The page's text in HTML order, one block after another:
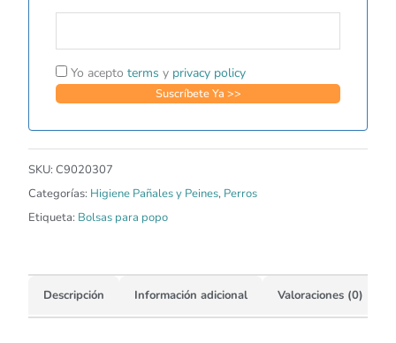
Yo acepto terms y privacy policy
SKU: C9020307
Categorías: Higiene Pañales y Peines, Perros
Etiqueta: Bolsas para popo
Descripción Información adicional Valoraciones (0)